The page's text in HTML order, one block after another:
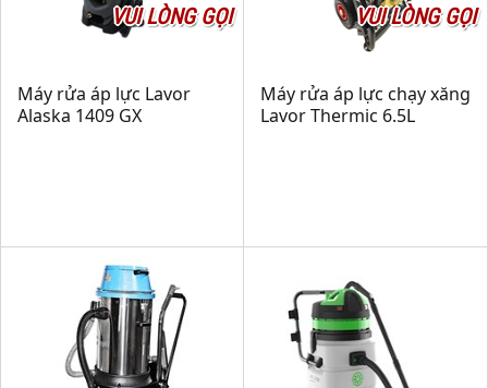
VUI LÒNG GỌI
Máy rửa áp lực Lavor
Alaska 1409 GX
VUI LÒNG GỌI
Máy rửa áp lực chạy xăng
Lavor Thermic 6.5L